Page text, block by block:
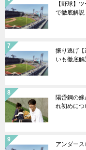
【野球】
で徹底解説
振り逃げ
いも徹底解
陽岱鋼の
れ初めにつ
アンダー